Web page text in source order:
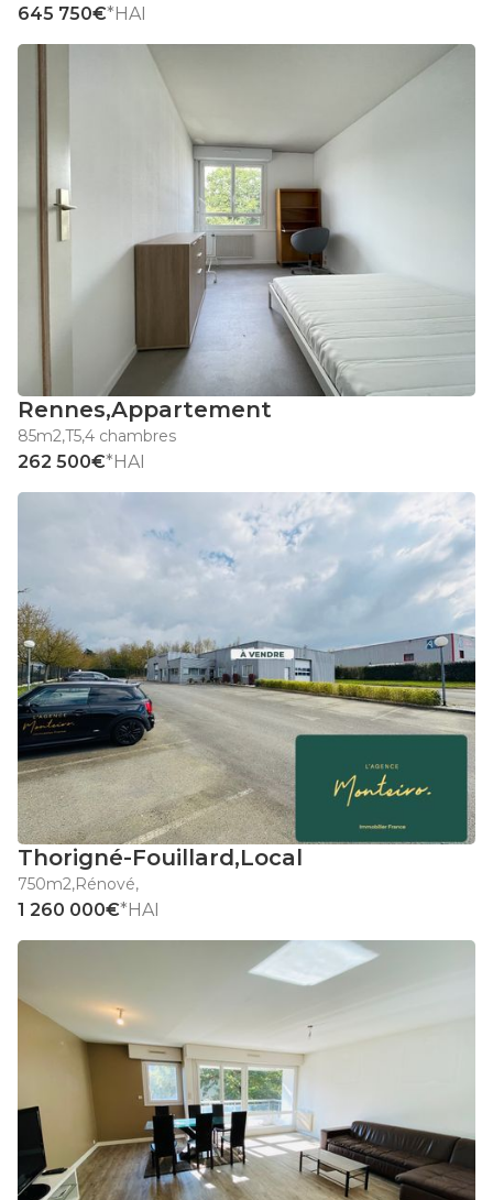
645 750€*HAI
Rennes,Appartement
85m2,T5,4 chambres
262 500€*HAI
Thorigné-Fouillard,Local
750m2,Rénové,
1 260 000€*HAI